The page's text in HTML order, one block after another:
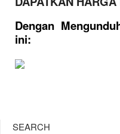
Dengan
ini:
SEARCH